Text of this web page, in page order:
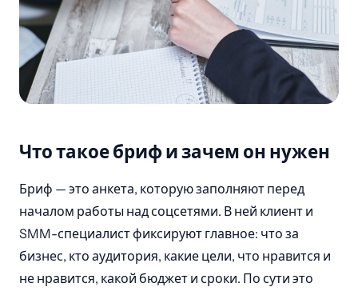
Что такое бриф и зачем он нужен
Бриф — это анкета, которую заполняют перед
началом работы над соцсетями. В ней клиент и
SMM-специалист фиксируют главное: что за
бизнес, кто аудитория, какие цели, что нравится и
не нравится, какой бюджет и сроки. По сути это